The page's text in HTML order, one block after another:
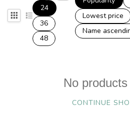
24
36
48
Lowest price
Name
No
CONTINUE